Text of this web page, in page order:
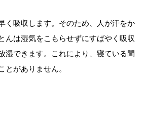
く吸収します。そのため、人が汗をか
んは湿気をこもらせずにすばやく吸収
湿できます。これにより、寝ている間
とがありません。